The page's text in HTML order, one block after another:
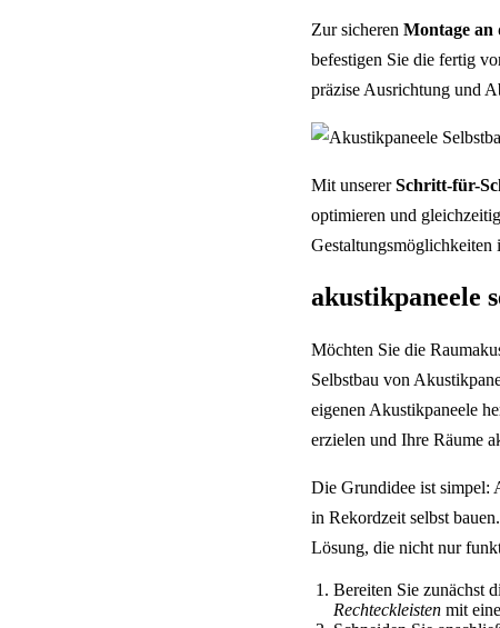
Zur sicheren Montage an
befestigen Sie die fertig
präzise Ausrichtung und
Mit unsererSchritt-für-
optimieren und
Gestaltungsmöglichkeiten
akustikpaneele
Möchten Sie die
Selbstbau von
eigenen Akustikpaneele
erzielen und Ihre Räume
Die Grundidee ist simpel:
in Rekordzeit selbst
Lösung, die nicht nur
Bereiten Sie zunächst
Rechteckleisten mit